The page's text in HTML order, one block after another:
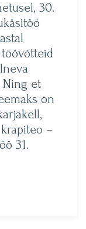
30.
Ning et
on
–
31.